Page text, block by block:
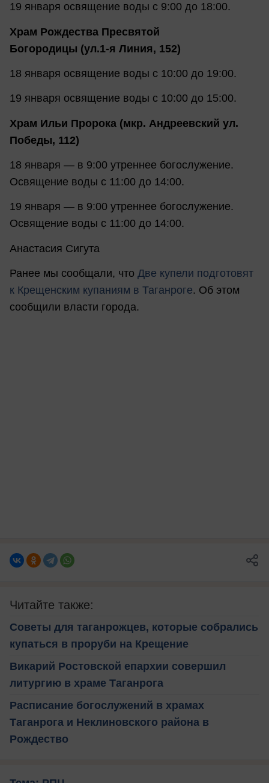
19 января освящение воды с 9:00 до 18:00.
Храм Рождества Пресвятой
Богородицы (ул.1-я Линия, 152)
18 января освящение воды с 10:00 до 19:00.
19 января освящение воды с 10:00 до 15:00.
Храм Ильи Пророка (мкр. Андреевский ул.
Победы, 112)
18 января — в 9:00 утреннее богослужение.
Освящение воды с 11:00 до 14:00.
19 января — в 9:00 утреннее богослужение.
Освящение воды с 11:00 до 14:00.
Анастасия Сигута
Ранее мы сообщали, что Две купели подготовят
к Крещенским купаниям в Таганроге. Об этом
сообщили власти города.
Читайте также:
Советы для таганрожцев, которые собрались
купаться в проруби на Крещение
Викарий Ростовской епархии совершил
литургию в храме Таганрога
Расписание богослужений в храмах
Таганрога и Неклиновского района в
Рождество